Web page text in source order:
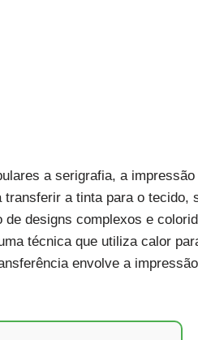
a serigrafia, a
a tinta para o tecido,
designs complexos e
técnica que utiliza calor
envolve a